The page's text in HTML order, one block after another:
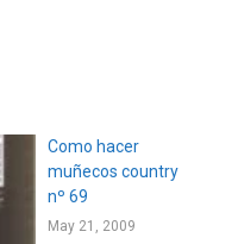
Como hacer
muñecos country
nº 69
May 21, 2009